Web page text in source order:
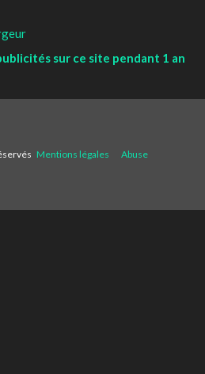
sur ce site pendant 1 an
Mentions légales Abuse